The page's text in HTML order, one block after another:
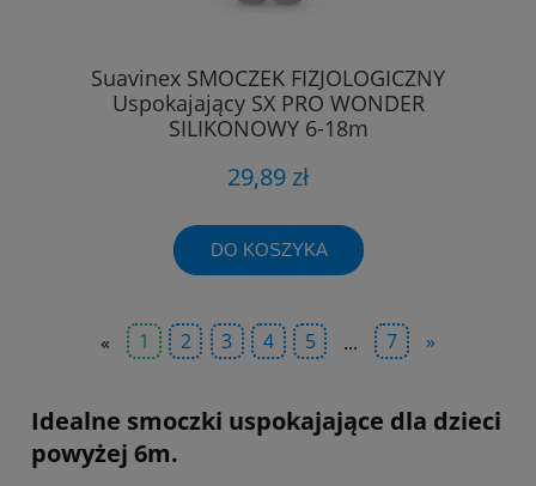
Suavinex SMOCZEK FIZJOLOGICZNY
Uspokajający SX PRO WONDER
SILIKONOWY 6-18m
29,89 zł
DO KOSZYKA
« 1 2 3 4 5 ... 7 »
Idealne smoczki uspokajające dla dzieci
powyżej 6m.